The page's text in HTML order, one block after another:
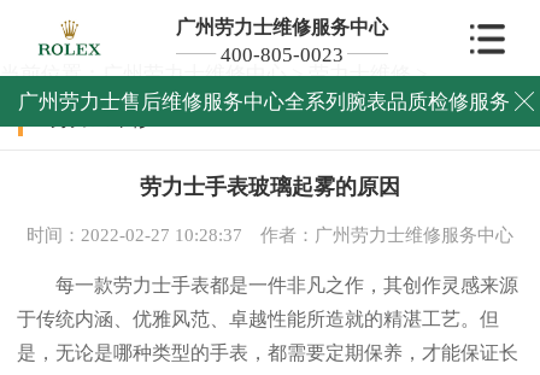
广州劳力士维修服务中心
400-805-0023
广州劳力士售后维修服务中心全系列腕表品质检修服务 
当前位置：广州劳力士维修中心>劳力士维修>
劳力士维修
劳力士手表玻璃起雾的原因
时间：2022-02-27 10:28:37 作者：广州劳力士维修服务中心
每一款劳力士手表都是一件非凡之作，其创作灵感来源
于传统内涵、优雅风范、卓越性能所造就的精湛工艺。但
是，无论是哪种类型的手表，都需要定期保养，才能保证长